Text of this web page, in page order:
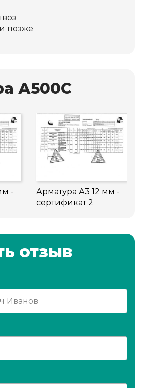
позже
А500С
-
Арматура А3 12 мм -
сертификат 2
отзыв